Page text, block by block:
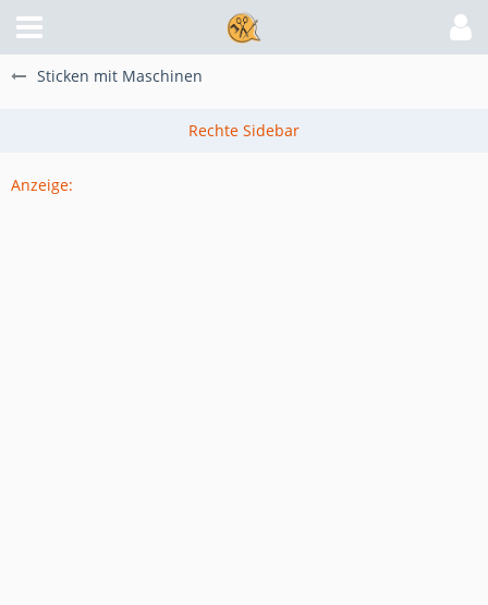
Sticken mit Maschinen
Anzeige: